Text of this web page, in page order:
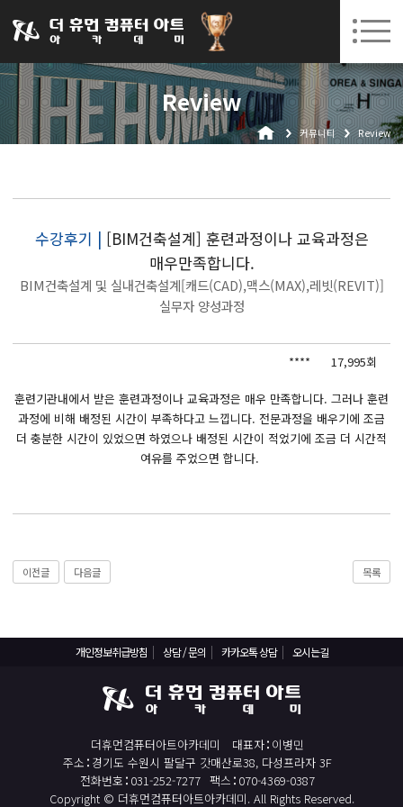
031-252-7277 수원캠퍼스 개강 08. 12.(수)
로그인 회원가입 고객센터
Review
커뮤니티 Review
수강후기 | [BIM건축설계] 훈련과정이나 교육과정은
매우만족합니다.
BIM건축설계 및 실내건축설계[캐드(CAD),맥스(MAX),레빗(REVIT)]
실무자 양성과정
**** 17,995회
훈련기관내에서 받은 훈련과정이나 교육과정은 매우 만족합니다. 그러나 훈련
과정에 비해 배정된 시간이 부족하다고 느낍니다. 전문과정을 배우기에 조금
더 충분한 시간이 있었으면 하였으나 배정된 시간이 적었기에 조금 더 시간적
여유를 주었으면 합니다.
이전글 다음글 목록
개인정보취급방침 상담 / 문의 카카오톡 상담 오시는길
더휴먼컴퓨터아트아카데미 대표자 이병민
주소 경기도 수원시 팔달구 갓매산로38, 다성프라자 3F
전화번호 031-252-7277 팩스 070-4369-0387
Copyright © 더휴먼컴퓨터아트아카데미. All Rights Reserved.
아카데미소개
인사말
오시는길
실업자
React, Veu 프레임워크 기반 프론트엔드 개발 양성 지원
반응형/웹퍼블리셔/프론트엔드 웹개발자(웹디자인)
반응형/웹퍼블리셔/프론트엔드 웹개발자(웹디자인기능사 과정평가형)
컴퓨터활용능력2급(필기+실기) 및 ITQ자격증 취득(한글,엑셀,파워포인트)
직업상담사 2급 (필기+실기) 자격증 취득과정
포토샵 자격증 취득과정(GTQ1급)
전산회계 1급 / FAT 1급 자격증 취득과정
전산세무 2급 / TAT 2급 자격증 취득과정